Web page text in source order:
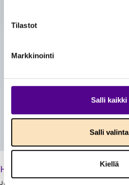
Tilastot
Markkinointi
Salli kaikki
Salli valinta
Kiellä
Hanna Ekman
JOHTAJA